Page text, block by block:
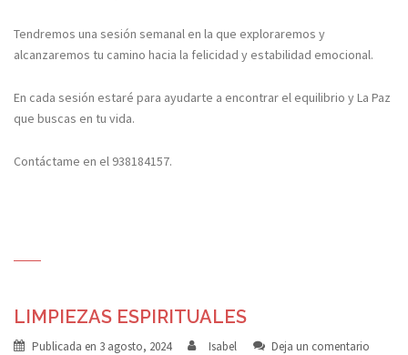
Tendremos una sesión semanal en la que exploraremos y
alcanzaremos tu camino hacia la felicidad y estabilidad emocional.
En cada sesión estaré para ayudarte a encontrar el equilibrio y La Paz
que buscas en tu vida.
Contáctame en el 938184157.
LIMPIEZAS ESPIRITUALES
Publicada en 3 agosto, 2024 Isabel
Deja un comentario